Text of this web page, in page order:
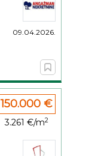
09.04.2026.
150.000 €
3.261 €/m2